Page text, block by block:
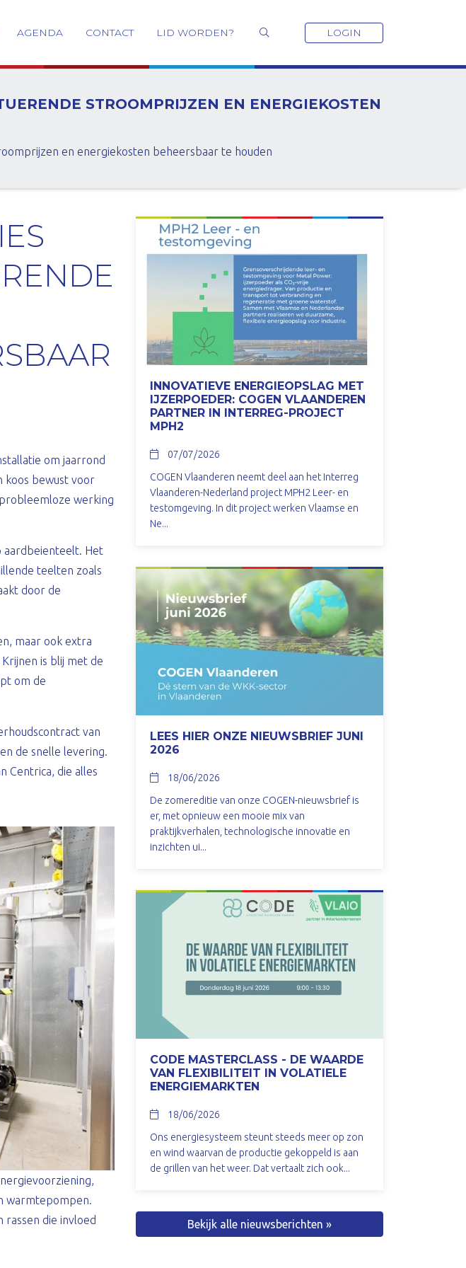
AGENDA CONTACT LID WORDEN? LOGIN
STROOMPRIJZEN EN ENERGIEKOSTEN
en energiekosten beheersbaar te houden
om jaarrond
koos bewust voor
werking
aardbeienteelt. Het
teelten zoals
door de
maar ook extra
is blij met de
om de
van
de snelle levering.
Centrica, die alles
warmtepompen.
die invloed
INNOVATIEVE ENERGIEOPSLAG MET
IJZERPOEDER: COGEN VLAANDEREN
PARTNER IN INTERREG-PROJECT
MPH2
07/07/2026
COGEN Vlaanderen neemt deel aan het Interreg
Vlaanderen-Nederland project MPH2 Leer- en
testomgeving. In dit project werken Vlaamse en
Ne...
LEES HIER ONZE NIEUWSBRIEF JUNI
2026
18/06/2026
De zomereditie van onze COGEN-nieuwsbrief is
er, met opnieuw een mooie mix van
praktijkverhalen, technologische innovatie en
inzichten ui...
CODE MASTERCLASS - DE WAARDE
VAN FLEXIBILITEIT IN VOLATIELE
ENERGIEMARKTEN
18/06/2026
Ons energiesysteem steunt steeds meer op zon
en wind waarvan de productie gekoppeld is aan
de grillen van het weer. Dat vertaalt zich ook...
Bekijk alle nieuwsberichten »